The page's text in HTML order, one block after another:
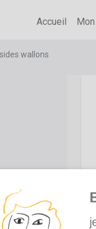
Accueil
wallons